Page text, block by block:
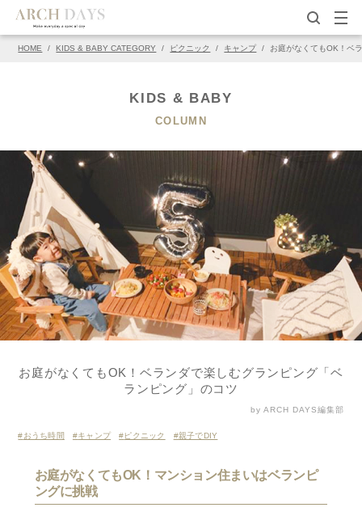
HOME / KIDS & BABY CATEGORY / ピクニック / キャンプ / お庭がなくてもOK！ベ
KIDS & BABY
COLUMN
お庭がなくてもOK！ベランダで楽しむグランピング「ベ
ランピング」のコツ
by ARCH DAYS編集部
おうち時間 キャンプ ピクニック 親子でDIY
お庭がなくてもOK！マンション住まいはベランピ
ングに挑戦
▽この写真の元ページ